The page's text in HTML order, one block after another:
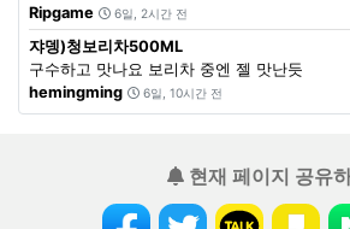
Ripgame
6일, 2시간 전
쟈뎅)청보리차500ML
구수하고 맛나요 보리차 중엔 젤 맛난듯
hemingming
6일, 10시간 전
현재 페이지 공유하